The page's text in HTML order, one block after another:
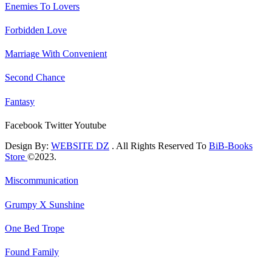
Enemies To Lovers
Forbidden Love
Marriage With Convenient
Second Chance
Fantasy
Facebook TwitterYoutube
Design By: WEBSITE DZ . All Rights Reserved To BiB-Books
Store ©2023.
Miscommunication
Grumpy X Sunshine
One Bed Trope
Found Family